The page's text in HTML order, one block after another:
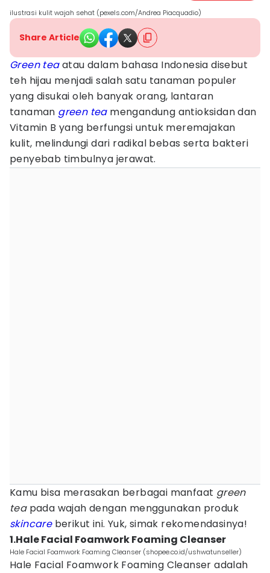
ilustrasi kulit wajah sehat (pexels.com/Andrea Piacquadio)
Share Article
Green teaatau dalam bahasa Indonesia disebut
teh hijau menjadi salah satu tanaman populer
yang disukai oleh banyak orang, lantaran
tanaman green teamengandung antioksidan dan
Vitamin B yang berfungsi untuk meremajakan
kulit, melindungi dari radikal bebas serta bakteri
penyebab timbulnya jerawat.
Kamu bisa merasakan berbagai manfaat green
teapada wajah dengan menggunakan produk
skincareberikut ini. Yuk, simak rekomendasinya!
1.Hale Facial Foamwork Foaming Cleanser
Hale Facial Foamwork Foaming Cleanser (shopee.co.id/ushwatunseller)
Hale Facial Foamwork Foaming Cleanser adalah